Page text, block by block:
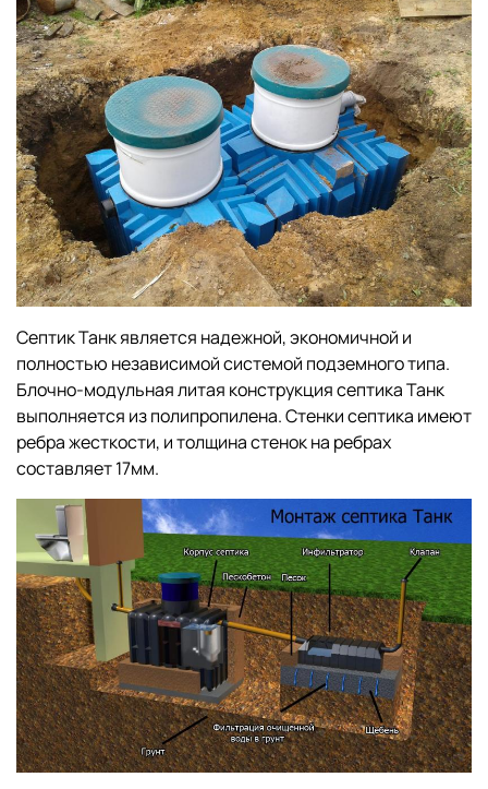
Септик Танк является надежной, экономичной и
полностью независимой системой подземного типа.
Блочно-модульная литая конструкция септика Танк
выполняется из полипропилена. Стенки септика имеют
ребра жесткости, и толщина стенок на ребрах
составляет 17мм.